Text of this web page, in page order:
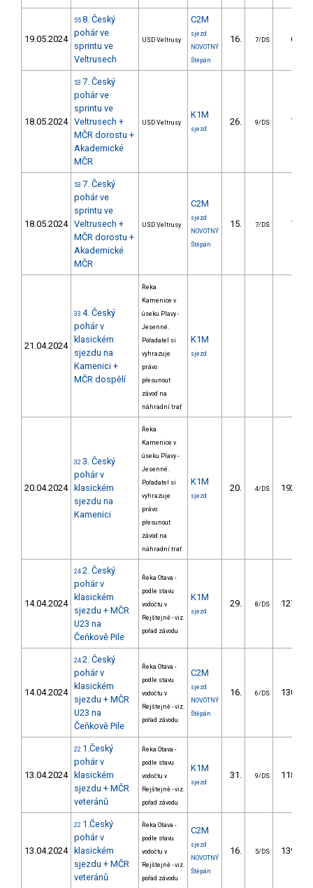
19.05.2024
55 8. Český
pohár ve
sprintu ve
Veltrusech
USD Veltrusy
C2M
sjezd
NOVOTNÝ
Štěpán
16. 7/DS 6.72
18.05.2024
53 7. Český
pohár ve
sprintu ve
Veltrusech +
MČR dorostu +
Akademické
MČR
USD Veltrusy
K1M
sjezd
26. 9/DS 7.24
18.05.2024
53 7. Český
pohár ve
sprintu ve
Veltrusech +
MČR dorostu +
Akademické
MČR
USD Veltrusy
C2M
sjezd
NOVOTNÝ
Štěpán
15. 7/DS 7.18
21.04.2024
33 4. Český
pohár v
klasickém
sjezdu na
Kamenici +
MČR dospělí
Řeka
Kamenice v
úseku Plavy -
Jesenné.
Pořadatel si
vyhrazuje
právo
přesunout
závod na
náhradní trať
K1M
sjezd
20.04.2024
32 3. Český
pohár v
klasickém
sjezdu na
Kamenici
Řeka
Kamenice v
úseku Plavy -
Jesenné.
Pořadatel si
vyhrazuje
právo
přesunout
závod na
náhradní trať
K1M
sjezd
20. 4/DS 192.99
14.04.2024
24 2. Český
pohár v
klasickém
sjezdu + MČR
U23 na
Čeňkově Pile
Řeka Otava -
podle stavu
vodočtu v
Rejštejně - viz.
pořad závodu
K1M
sjezd
29. 8/DS 127.09
14.04.2024
24 2. Český
pohár v
klasickém
sjezdu + MČR
U23 na
Čeňkově Pile
Řeka Otava -
podle stavu
vodočtu v
Rejštejně - viz.
pořad závodu
C2M
sjezd
NOVOTNÝ
Štěpán
16. 6/DS 130.87
13.04.2024
22 1.Český
pohár v
klasickém
sjezdu + MČR
veteránů
Řeka Otava -
podle stavu
vodočtu v
Rejštejně - viz.
pořad závodu
K1M
sjezd
31. 9/DS 118.65
13.04.2024
22 1.Český
pohár v
klasickém
sjezdu + MČR
veteránů
Řeka Otava -
podle stavu
vodočtu v
Rejštejně - viz.
pořad závodu
C2M
sjezd
NOVOTNÝ
Štěpán
16. 5/DS 139.69